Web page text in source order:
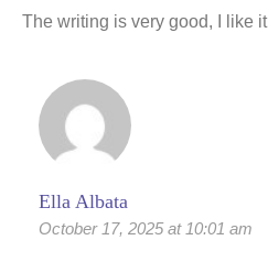
The writing is very good, I like it
Ella Albata
October 17, 2025 at 10:01 am